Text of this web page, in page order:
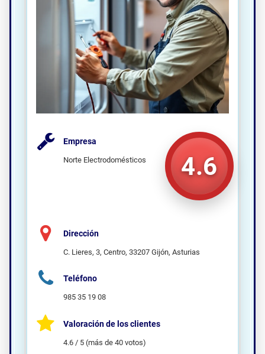
4.6
Empresa
Norte Electrodomésticos
Dirección
C. Lieres, 3, Centro, 33207 Gijón, Asturias
Teléfono
985 35 19 08
Valoración de los clientes
4.6 / 5 (más de 40 votos)